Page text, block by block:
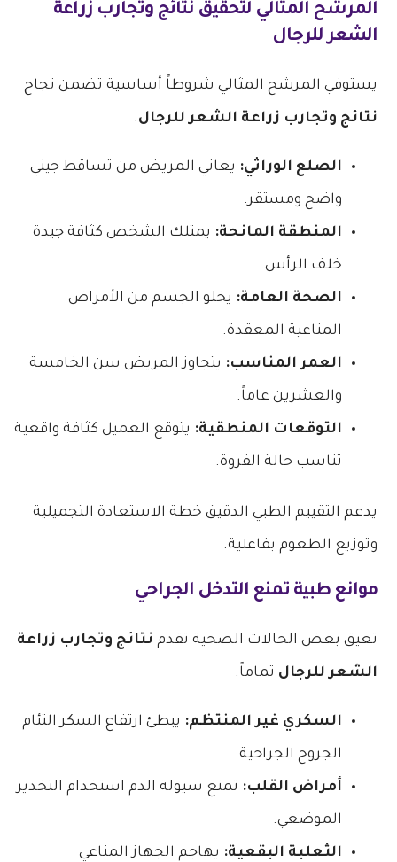
المرشح المثالي لتحقيق نتائج وتجارب زراعة
الشعر للرجال
يستوفي المرشح المثالي شروطاً أساسية تضمن نجاح
نتائج وتجارب زراعة الشعر للرجال.
الصلع الوراثي: يعاني المريض من تساقط جيني
واضح ومستقر.
المنطقة المانحة: يمتلك الشخص كثافة جيدة
خلف الرأس.
الصحة العامة: يخلو الجسم من الأمراض
المناعية المعقدة.
العمر المناسب: يتجاوز المريض سن الخامسة
والعشرين عاماً.
التوقعات المنطقية: يتوقع العميل كثافة واقعية
تناسب حالة الفروة.
يدعم التقييم الطبي الدقيق خطة الاستعادة التجميلية
وتوزيع الطعوم بفاعلية.
موانع طبية تمنع التدخل الجراحي
تعيق بعض الحالات الصحية تقدم نتائج وتجارب زراعة
الشعر للرجال تماماً.
السكري غير المنتظم: يبطئ ارتفاع السكر التئام
الجروح الجراحية.
أمراض القلب: تمنع سيولة الدم استخدام التخدير
الموضعي.
الثعلبة البقعية: يهاجم الجهاز المناعي